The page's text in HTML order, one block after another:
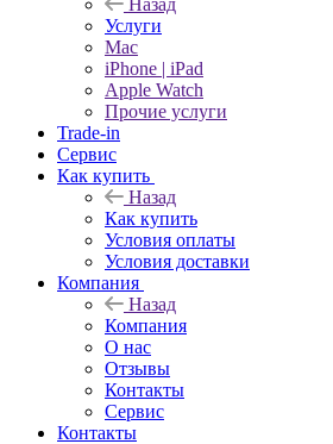
Назад
Услуги
Mac
iPhone | iPad
Apple Watch
Прочие услуги
Trade-in
Сервис
Как купить
Назад
Как купить
Условия оплаты
Условия доставки
Компания
Назад
Компания
О нас
Отзывы
Контакты
Сервис
Контакты